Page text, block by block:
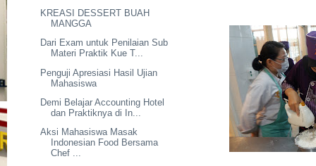
KREASI DESSERT BUAH
MANGGA
Dari Exam untuk Penilaian Sub
Materi Praktik Kue T...
Penguji Apresiasi Hasil Ujian
Mahasiswa
Demi Belajar Accounting Hotel
dan Praktiknya di In...
Aksi Mahasiswa Masak
Indonesian Food Bersama
Chef ...